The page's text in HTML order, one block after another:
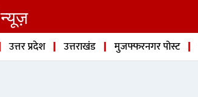
न्यूज़
उत्तर प्रदेश उत्तराखंड मुजफ्फरनगर पोस्ट